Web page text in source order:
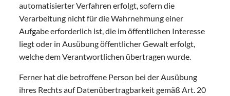
automatisierter Verfahren erfolgt, sofern die
Verarbeitung nicht für die Wahrnehmung einer
Aufgabe erforderlich ist, die im öffentlichen Interesse
liegt oder in Ausübung öffentlicher Gewalt erfolgt,
welche dem Verantwortlichen übertragen wurde.
Ferner hat die betroffene Person bei der Ausübung
ihres Rechts auf Datenübertragbarkeit gemäß Art. 20